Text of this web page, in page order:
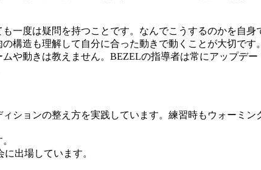
一度は疑問を持つことです。なんでこうするのかを自
構造も理解して自分に合った動きで動くことが大切です
や動きは教えません。BEZELの指導者は常にアップデ
ションの整え方を実践しています。練習時もウォーミ
出場しています。